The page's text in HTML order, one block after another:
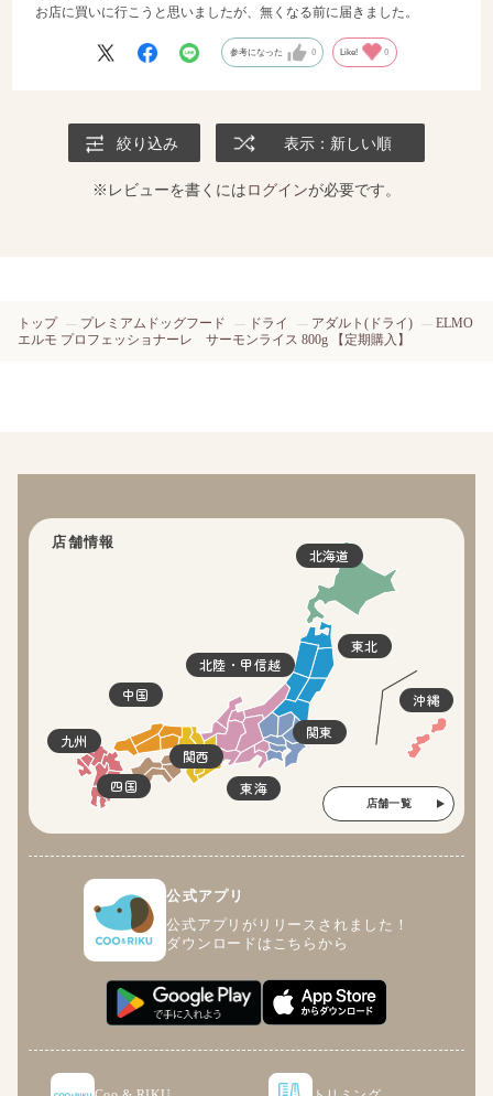
お店に買いに行こうと思いましたが、無くなる前に届きました。
参考になった 0 Like! 0
絞り込み 表示：新しい順
※レビューを書くにはログインが必要です。
トップ プレミアムドッグフード ドライ アダルト(ドライ)
ELMO
エルモ プロフェッショナーレ サーモンライス 800g 【定期購入】
店舗情報
北海道
東北
関東
北陸・甲信越
東海
関西
四国
中国
九州
沖縄
店舗一覧
公式アプリ
公式アプリがリリースされました！
ダウンロードはこちらから